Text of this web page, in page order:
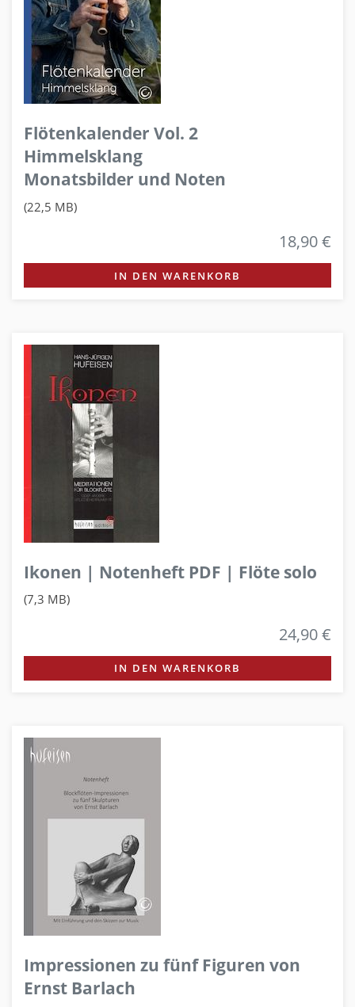
Flötenkalender Vol. 2
Himmelsklang
Monatsbilder und Noten
(22,5 MB)
18,90 €
IN DEN WARENKORB
Ikonen | Notenheft PDF | Flöte solo
(7,3 MB)
24,90 €
IN DEN WARENKORB
Impressionen zu fünf Figuren von
Ernst Barlach